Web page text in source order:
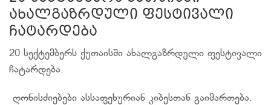
ახალგაზრდული ფესტივალი
ჩატარდება
20 სექტემბერს ქუთაისში ახალგაზრდული ფესტივალი
ჩატარდება.
ღონისძიებები ასსაფეხურიან კიბესთან გაიმართება.